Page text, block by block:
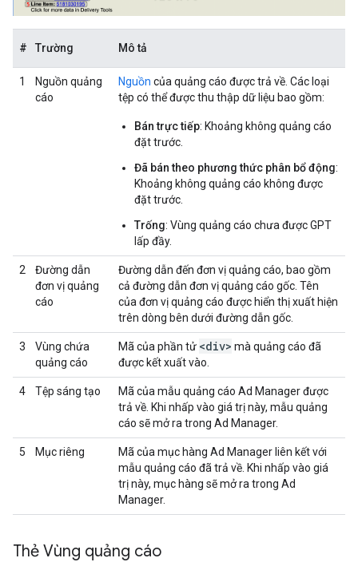
# Trường Mô tả
1
Nguồn quảng
cáo
Nguồn của quảng cáo được trả về. Các loại
tệp có thể được thu thập dữ liệu bao gồm:
Bán trực tiếp: Khoảng không quảng cáo
đặt trước.
Đã bán theo phương thức phân bổ động:
Khoảng không quảng cáo không được
đặt trước.
Trống: Vùng quảng cáo chưa được GPT
lấp đầy.
2
Đường dẫn
đơn vị quảng
cáo
Đường dẫn đến đơn vị quảng cáo, bao gồm
cả đường dẫn đơn vị quảng cáo gốc. Tên
của đơn vị quảng cáo được hiển thị xuất hiện
trên dòng bên dưới đường dẫn gốc.
3
Vùng chứa
quảng cáo
Mã của phần tử <div> mà quảng cáo đã
được kết xuất vào.
4 Tệp sáng tạo
Mã của mẫu quảng cáo Ad Manager được
trả về. Khi nhấp vào giá trị này, mẫu quảng
cáo sẽ mở ra trong Ad Manager.
5 Mục riêng
Mã của mục hàng Ad Manager liên kết với
mẫu quảng cáo đã trả về. Khi nhấp vào giá
trị này, mục hàng sẽ mở ra trong Ad
Manager.
Thẻ Vùng quảng cáo